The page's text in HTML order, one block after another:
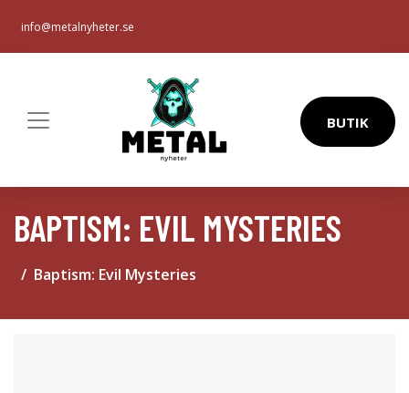
info@metalnyheter.se
BUTIK
BAPTISM: EVIL MYSTERIES
Baptism: Evil Mysteries